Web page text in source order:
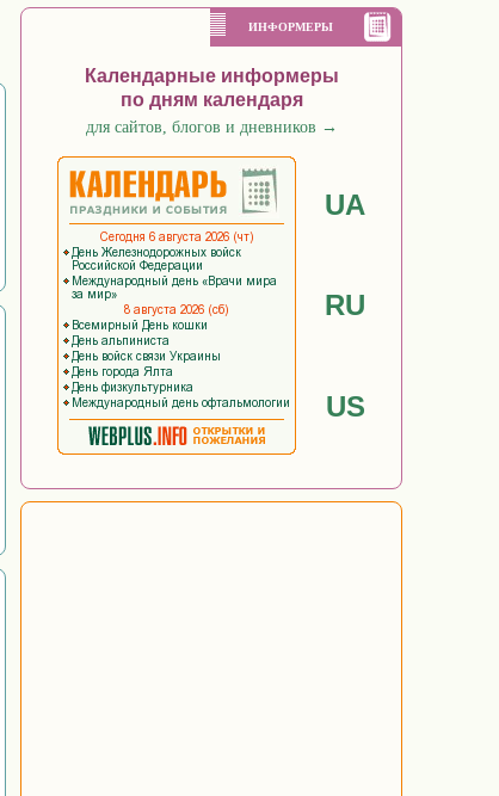
ИНФОРМЕРЫ
Календарные информеры
по дням календаря
для сайтов, блогов и дневников →
UA
RU
US